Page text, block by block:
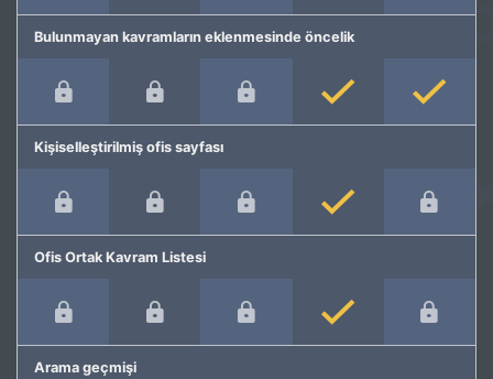
Bulunmayan kavramların eklenmesinde öncelik
Kişiselleştirilmiş ofis sayfası
Ofis Ortak Kavram Listesi
Arama geçmişi